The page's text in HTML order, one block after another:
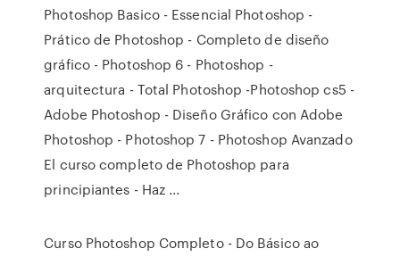
Photoshop Basico - Essencial Photoshop -
Prático de Photoshop - Completo de diseño
gráfico - Photoshop 6 - Photoshop -
arquitectura - Total Photoshop -Photoshop cs5 -
Adobe Photoshop - Diseño Gráfico con Adobe
Photoshop - Photoshop 7 - Photoshop Avanzado
El curso completo de Photoshop para
principiantes - Haz ...
Curso Photoshop Completo - Do Básico ao